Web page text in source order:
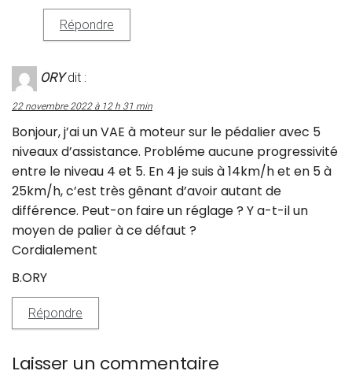
Répondre
ORY dit :
22 novembre 2022 à 12 h 31 min
Bonjour, j’ai un VAE à moteur sur le pédalier avec 5
niveaux d’assistance. Probléme aucune progressivité
entre le niveau 4 et 5. En 4 je suis à 14km/h et en 5 à
25km/h, c’est très gênant d’avoir autant de
différence. Peut-on faire un réglage ? Y a-t-il un
moyen de palier à ce défaut ?
Cordialement
B.ORY
Répondre
Laisser un commentaire